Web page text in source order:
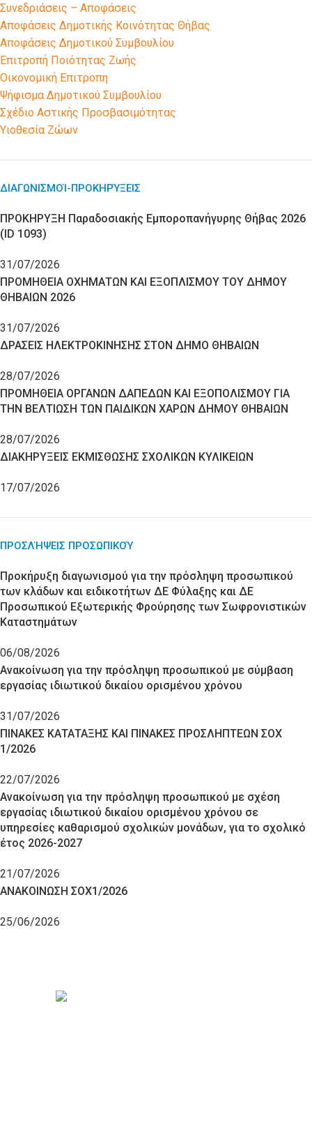
Συνεδριάσεις – Αποφάσεις
Αποφάσεις Δημοτικής Κοινότητας Θήβας
Αποφάσεις Δημοτικού Συμβουλίου
Επιτροπή Ποιότητας Ζωής
Οικονομική Επιτροπη
Ψήφισμα Δημοτικού Συμβουλίου
Σχέδιο Αστικής Προσβασιμότητας
Υιοθεσία Ζώων
ΔΙΑΓΩΝΙΣΜΟΊ-ΠΡΟΚΗΡΎΞΕΙΣ
ΠΡΟΚΗΡΥΞΗ Παραδοσιακής Εμποροπανήγυρης Θήβας 2026
(ID 1093)
31/07/2026
ΠΡΟΜΗΘΕΙΑ ΟΧΗΜΑΤΩΝ ΚΑΙ ΕΞΟΠΛΙΣΜΟΥ ΤΟΥ ΔΗΜΟΥ
ΘΗΒΑΙΩΝ 2026
31/07/2026
ΔΡΑΣΕΙΣ ΗΛΕΚΤΡΟΚΙΝΗΣΗΣ ΣΤΟΝ ΔΗΜΟ ΘΗΒΑΙΩΝ
28/07/2026
ΠΡΟΜΗΘΕΙΑ ΟΡΓΑΝΩΝ ΔΑΠΕΔΩΝ ΚΑΙ ΕΞΟΠΟΛΙΣΜΟΥ ΓΙΑ
ΤΗΝ ΒΕΛΤΙΩΣΗ ΤΩΝ ΠΑΙΔΙΚΩΝ ΧΑΡΩΝ ΔΗΜΟΥ ΘΗΒΑΙΩΝ
28/07/2026
ΔΙΑΚΗΡΥΞΕΙΣ ΕΚΜΙΣΘΩΣΗΣ ΣΧΟΛΙΚΩΝ ΚΥΛΙΚΕΙΩΝ
17/07/2026
ΠΡΟΣΛΉΨΕΙΣ ΠΡΟΣΩΠΙΚΟΎ
Προκήρυξη διαγωνισμού για την πρόσληψη προσωπικού
των κλάδων και ειδικοτήτων ΔΕ Φύλαξης και ΔΕ
Προσωπικού Εξωτερικής Φρούρησης των Σωφρονιστικών
Καταστημάτων
06/08/2026
Ανακοίνωση για την πρόσληψη προσωπικού με σύμβαση
εργασίας ιδιωτικού δικαίου ορισμένου χρόνου
31/07/2026
ΠΙΝΑΚΕΣ ΚΑΤΑΤΑΞΗΣ ΚΑΙ ΠΙΝΑΚΕΣ ΠΡΟΣΛΗΠΤΕΩΝ ΣΟΧ
1/2026
22/07/2026
Ανακοίνωση για την πρόσληψη προσωπικού με σχέση
εργασίας ιδιωτικού δικαίου ορισμένου χρόνου σε
υπηρεσίες καθαρισμού σχολικών μονάδων, για το σχολικό
έτος 2026-2027
21/07/2026
ΑΝΑΚΟΙΝΩΣΗ ΣΟΧ1/2026
25/06/2026